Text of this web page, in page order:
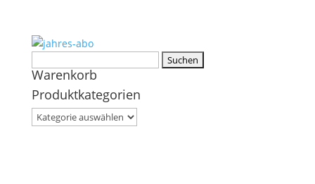
nach:
Warenkorb
Produktkategorien